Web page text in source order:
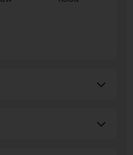
voor een persoonlijke